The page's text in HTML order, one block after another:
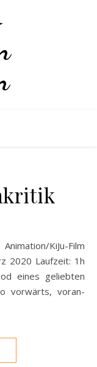
2020 Laufzeit: 1h
eines geliebten
vorwärts, voran-